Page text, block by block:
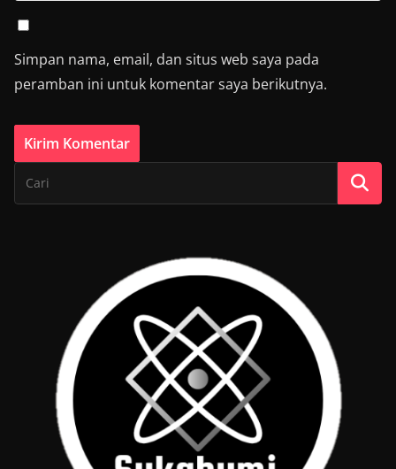
Simpan nama, email, dan situs web saya pada
peramban ini untuk komentar saya berikutnya.